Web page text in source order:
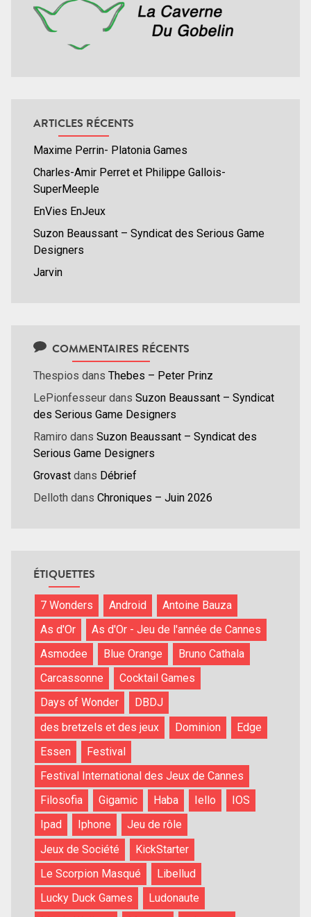
ARTICLES RÉCENTS
Maxime Perrin- Platonia Games
Charles-Amir Perret et Philippe Gallois-
SuperMeeple
EnVies EnJeux
Suzon Beaussant – Syndicat des Serious Game
Designers
Jarvin
COMMENTAIRES RÉCENTS
Thespios dans Thebes – Peter Prinz
LePionfesseur dans Suzon Beaussant – Syndicat
des Serious Game Designers
Ramiro dans Suzon Beaussant – Syndicat des
Serious Game Designers
Grovast dans Débrief
Delloth dans Chroniques – Juin 2026
ÉTIQUETTES
7 Wonders Android
Antoine Bauza
As d'Or
As d'Or - Jeu de l'année de Cannes
Asmodee
Blue Orange
Bruno Cathala
Carcassonne
Cocktail Games
Days of Wonder
DBDJ
des bretzels et des jeux
Dominion
Edge
Essen
Festival
Festival International des Jeux de Cannes
Filosofia
Gigamic Haba Iello
IOS
Ipad
Iphone
Jeu de rôle
Jeux de Société
KickStarter
Le Scorpion Masqué
Libellud
Lucky Duck Games
Ludonaute